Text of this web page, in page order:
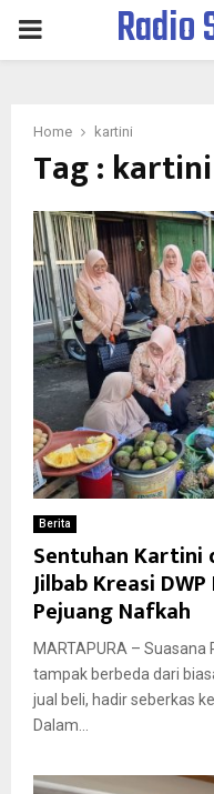
PRIMARYRadio
Home kartini
Tag : kartini
Berita
Sentuhan Kartini
Jilbab Kreasi
Pejuang Nafkah
MARTAPURA –
tampak berbeda dari
jual beli, hadir seberkas
Dalam...